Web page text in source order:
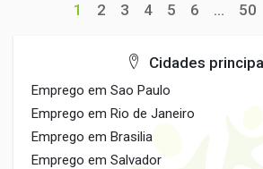
1 2 3 4 5 6 ... 50
Cidades
Emprego em Sao Paulo
Emprego em Rio de Janeiro
Emprego em Brasilia
Emprego em Salvador